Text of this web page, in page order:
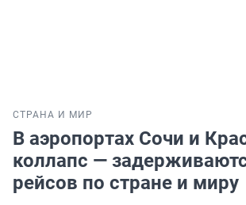
СТРАНА И МИР
В аэропортах Сочи и
коллапс —
рейсов по стране и миру